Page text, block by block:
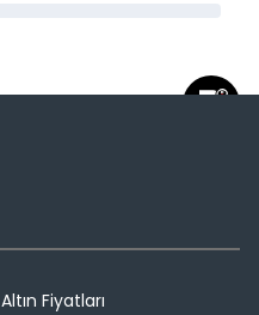
Altın Fiyatları